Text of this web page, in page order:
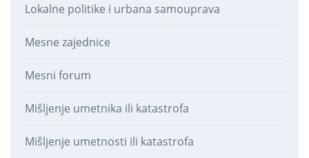
Lokalne politike i urbana samouprava
Mesne zajednice
Mesni forum
Mišljenje umetnika ili katastrofa
Mišljenje umetnosti ili katastrofa